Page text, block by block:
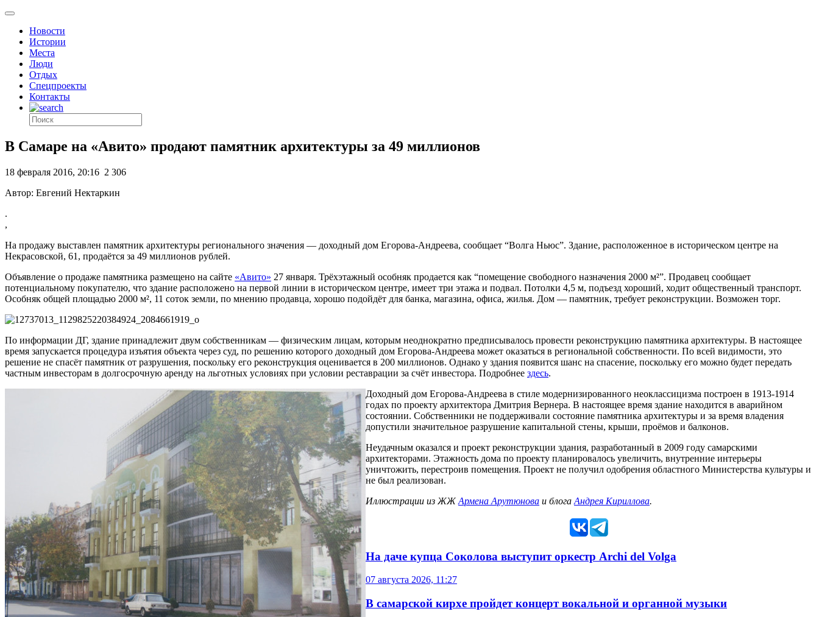
Новости
Истории
Места
Люди
Отдых
Спецпроекты
Контакты
В Самаре на «Авито» продают памятник архитектуры за 49 миллионов
18 февраля 2016, 20:16 2 306
Автор: Евгений Нектаркин
.
,
На продажу выставлен памятник архитектуры регионального значения — доходный дом Егорова-Андреева, сообщает “Волга Ньюс”. Здание, расположенное в историческом центре на
Некрасовской, 61, продаётся за 49 миллионов рублей.
Объявление о продаже памятника размещено на сайте «Авито» 27 января. Трёхэтажный особняк продается как “помещение свободного назначения 2000 м²”. Продавец сообщает
потенциальному покупателю, что здание расположено на первой линии в историческом центре, имеет три этажа и подвал. Потолки 4,5 м, подъезд хороший, ходит общественный транспорт.
Особняк общей площадью 2000 м², 11 соток земли, по мнению продавца, хорошо подойдёт для банка, магазина, офиса, жилья. Дом — памятник, требует реконструкции. Возможен торг.
По информации ДГ, здание принадлежит двум собственникам — физическим лицам, которым неоднократно предписывалось провести реконструкцию памятника архитектуры. В настоящее
время запускается процедура изъятия объекта через суд, по решению которого доходный дом Егорова-Андреева может оказаться в региональной собственности. По всей видимости, это
решение не спасёт памятник от разрушения, поскольку его реконструкция оценивается в 200 миллионов. Однако у здания появится шанс на спасение, поскольку его можно будет передать
частным инвесторам в долгосрочную аренду на льготных условиях при условии реставрации за счёт инвестора. Подробнее здесь.
Доходный дом Егорова-Андреева в стиле модернизированного неоклассицизма построен в 1913-1914
годах по проекту архитектора Дмитрия Вернера. В настоящее время здание находится в аварийном
состоянии. Собственники не поддерживали состояние памятника архитектуры и за время владения
допустили значительное разрушение капитальной стены, крыши, проёмов и балконов.
Неудачным оказался и проект реконструкции здания, разработанный в 2009 году самарскими
архитекторами. Этажность дома по проекту планировалось увеличить, внутренние интерьеры
уничтожить, перестроив помещения. Проект не получил одобрения областного Министерства культуры и
не был реализован.
Иллюстрации из ЖЖ Армена Арутюнова и блога Андрея Кириллова.
На даче купца Соколова выступит оркестр Archi del Volga
07 августа 2026, 11:27
В самарской кирхе пройдет концерт вокальной и органной музыки